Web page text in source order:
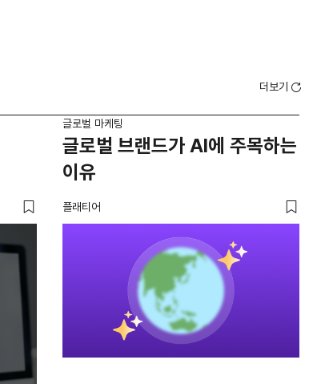
더보기
글로벌 마케팅
글로벌 브랜드가 AI에 주목하는
이유
플래티어